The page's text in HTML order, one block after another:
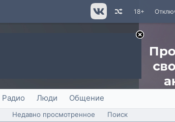
18+
Радио Люди Общение
Недавно просмотренное Поиск